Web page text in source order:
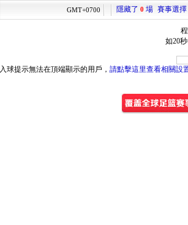
GMT+0700 隱藏了 0 場 賽事選擇
如20
入球提示無法在頂端顯示的用戶， 請點擊這里查看相關設